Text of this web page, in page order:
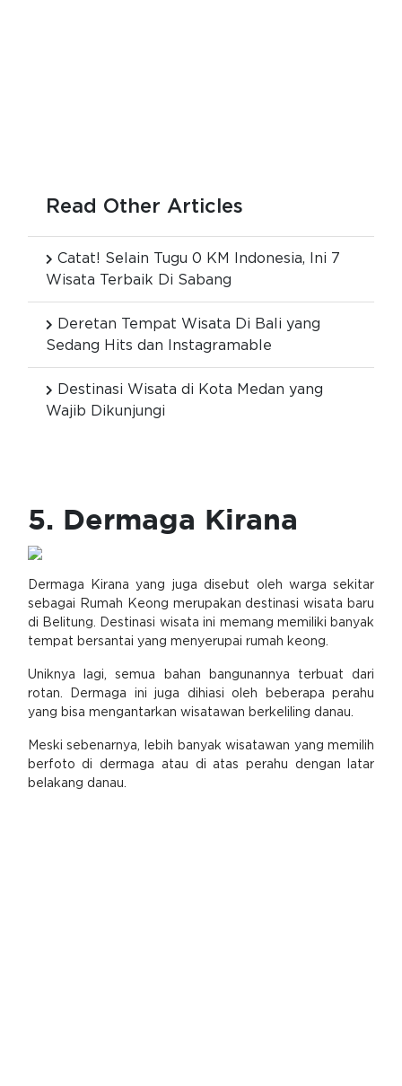
Read Other Articles
Catat! Selain Tugu 0 KM Indonesia, Ini 7
Wisata Terbaik Di Sabang
Deretan Tempat Wisata Di Bali yang
Sedang Hits dan Instagramable
Destinasi Wisata di Kota Medan yang
Wajib Dikunjungi
5. Dermaga Kirana
Dermaga Kirana yang juga disebut oleh warga sekitar
sebagai Rumah Keong merupakan destinasi wisata baru
di Belitung. Destinasi wisata ini memang memiliki banyak
tempat bersantai yang menyerupai rumah keong.
Uniknya lagi, semua bahan bangunannya terbuat dari
rotan. Dermaga ini juga dihiasi oleh beberapa perahu
yang bisa mengantarkan wisatawan berkeliling danau.
Meski sebenarnya, lebih banyak wisatawan yang memilih
berfoto di dermaga atau di atas perahu dengan latar
belakang danau.